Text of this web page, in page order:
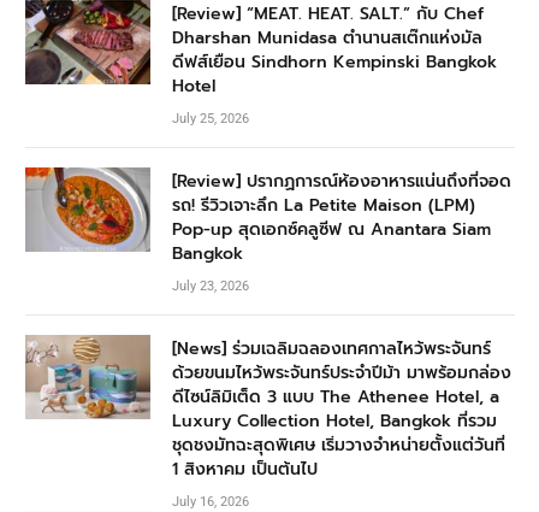
[Review] “MEAT. HEAT. SALT.” กับ Chef
Dharshan Munidasa ตำนานสเต๊กแห่งมัล
ดีฟส์เยือน Sindhorn Kempinski Bangkok
Hotel
July 25, 2026
[Review] ปรากฏการณ์ห้องอาหารแน่นถึงที่จอด
รถ! รีวิวเจาะลึก La Petite Maison (LPM)
Pop-up สุดเอกซ์คลูซีฟ ณ Anantara Siam
Bangkok
July 23, 2026
[News] ร่วมเฉลิมฉลองเทศกาลไหว้พระจันทร์
ด้วยขนมไหว้พระจันทร์ประจำปีม้า มาพร้อมกล่อง
ดีไซน์ลิมิเต็ด 3 แบบ The Athenee Hotel, a
Luxury Collection Hotel, Bangkok ที่รวม
ชุดชงมัทฉะสุดพิเศษ เริ่มวางจำหน่ายตั้งแต่วันที่
1 สิงหาคม เป็นต้นไป
July 16, 2026